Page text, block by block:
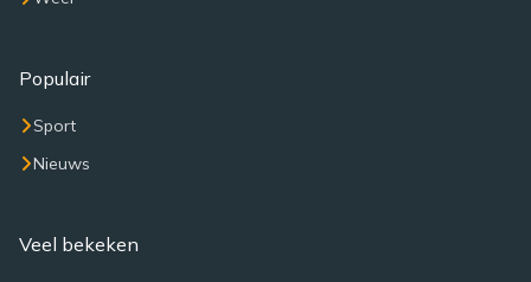
Populair
Sport
Nieuws
Veel bekeken